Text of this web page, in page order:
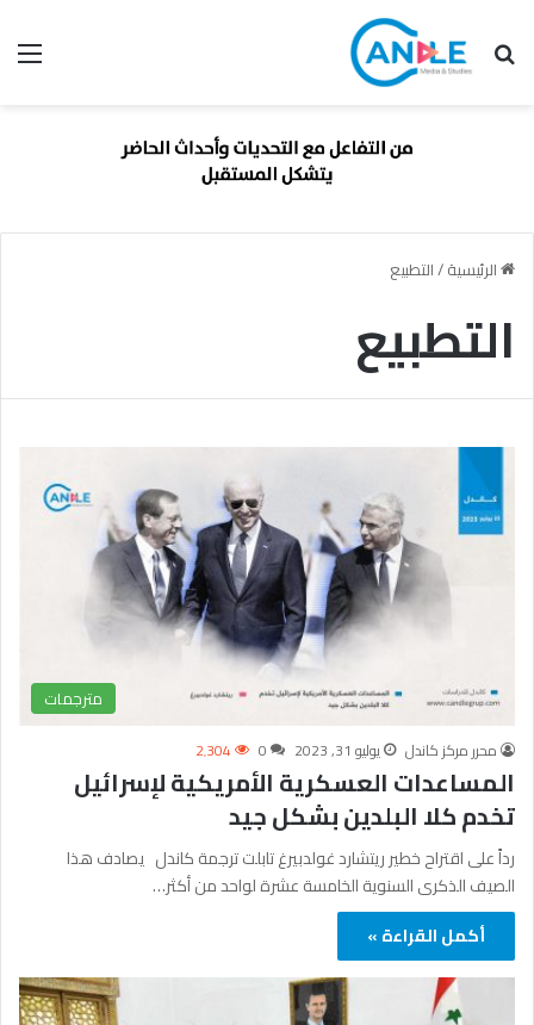
بحث عن
الرئيسية/التطبيع
التطبيع
مترجمات
محرر مركز كاندل يوليو 31, 2023 0 2٬304
المساعدات العسكرية الأمريكية لإسرائيل
تخدم كلا البلدين بشكل جيد
رداً على اقتراح خطير ريتشارد غولدبيرغ تابلت ترجمة كاندل يصادف هذا
الصيف الذكرى السنوية الخامسة عشرة لواحد من أكثر…
أكمل القراءة »